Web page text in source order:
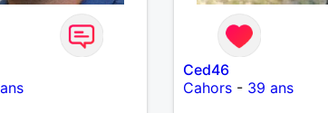
Ced46
Cahors - 39 ans